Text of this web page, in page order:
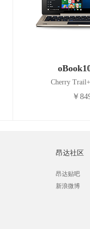
Cherry
￥
昂达社区
昂达贴吧
新浪微博